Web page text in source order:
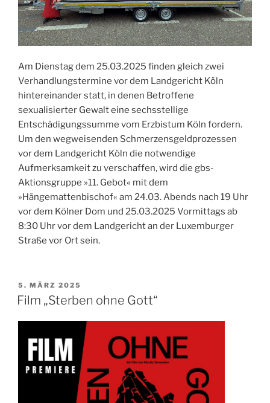
Am Dienstag dem 25.03.2025 finden gleich zwei
Verhandlungstermine vor dem Landgericht Köln
hintereinander statt, in denen Betroffene
sexualisierter Gewalt eine sechsstellige
Entschädigungssumme vom Erzbistum Köln fordern.
Um den wegweisenden Schmerzensgeldprozessen
vor dem Landgericht Köln die notwendige
Aufmerksamkeit zu verschaffen, wird die gbs-
Aktionsgruppe »11. Gebot« mit dem
»Hängemattenbischof« am 24.03. Abends nach 19 Uhr
vor dem Kölner Dom und 25.03.2025 Vormittags ab
8:30 Uhr vor dem Landgericht an der Luxemburger
Straße vor Ort sein.
VERÖFFENTLICHT
AM
5. MÄRZ 2025
Film „Sterben ohne Gott“